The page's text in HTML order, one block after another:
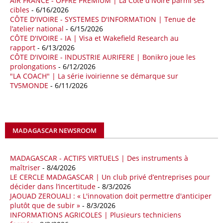
18/04/26 ALGERIE - BP
La multinationale BP signe son retour en Algérie où un permis de
prospection d’hydrocarbures dans le bassin oriental lui a été attribué
par l’Agence nationale pour la valorisation des ressources en
hydrocarbures (ALNAFT). L’information rendue publique mercredi 15
avril par l’institution, intervient dans le cadre de sa politique de relance
de l’exploration. Le périmètre concerné se situe dans une zone de
l’est du pays jugée peu explorée malgré son potentiel. BP pourra y
18/04/26 OUGANDA - CITIBANK
Les autorités ougandaises ont annoncé avoir mandaté la banque
américaine Citibank pour arranger la mobilisation des financements
nécessaires à la construction du chemin de fer à écartement standard
(SGR) qui devrait relier la capitale Kampala à la frontière avec le
Kenya, pour un investissement de 2,7 milliards d'euros (3,19 milliards
de dollars). Selon le secrétaire permanent au ministère ougandais des
Finances, Ramathan Ggoobi, lors d’une rencontre entre les ministres
cibles - 6/16/2026
CÔTE D'IVOIRE - SYSTEMES D'INFORMATION | Tenue de
l’atelier national - 6/15/2026
CÔTE D'IVOIRE - IA | Visa et Wakefield Research au
rapport - 6/13/2026
CÔTE D'IVOIRE - INDUSTRIE AURIFERE | Bonikro joue les
prolongations - 6/12/2026
"LA COACH" | La série ivoirienne se démarque sur
TV5MONDE - 6/11/2026
MADAGASCAR NEWSROOM
MADAGASCAR - ACTIFS VIRTUELS | Des instruments à
maîtriser - 8/4/2026
LE CERCLE MADAGASCAR | Un club privé d’entreprises pour
décider dans l’incertitude - 8/3/2026
JAOUAD ZEROUALI : « L'innovation doit permettre d'anticiper
plutôt que de subir » - 8/3/2026
INFORMATIONS AGRICOLES | Plusieurs techniciens